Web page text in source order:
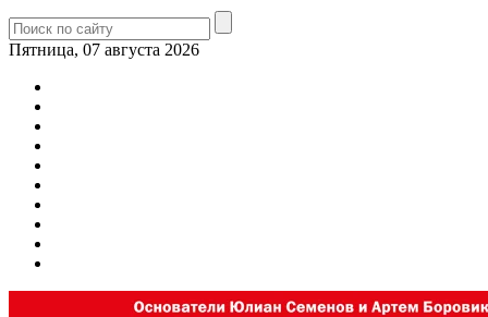
Пятница, 07 августа 2026